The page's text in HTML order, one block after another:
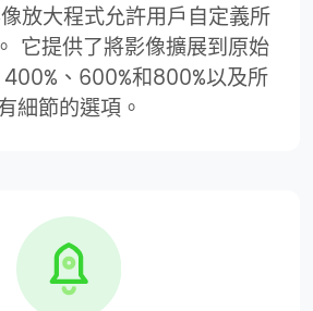
放大程式允許用戶自定義所
它提供了將影像擴展到原始
、600%和800%以及所
細節的選項。